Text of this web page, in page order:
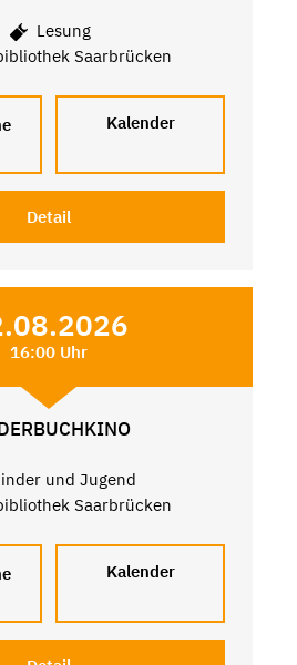
Lesung
Saarbrücken
Kalender
Detail
16:00 Uhr
und Jugend
Saarbrücken
Kalender